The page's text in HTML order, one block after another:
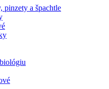
pinzety a špachtle